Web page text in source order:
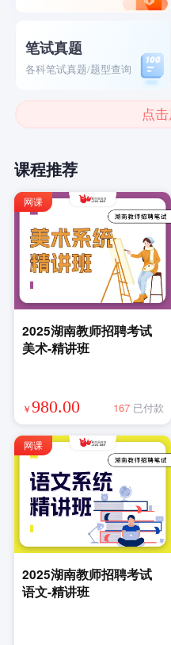
笔试真题
各科笔试真题/题型查询
点
课程推荐
网课
2025湖南教师招聘考试
美术-精讲班
￥ 980.00 167 已付款
网课
2025湖南教师招聘考试
语文-精讲班